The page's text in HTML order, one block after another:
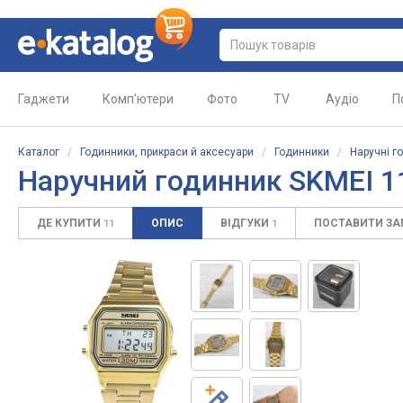
Гаджети Комп'ютери Фото TV Аудіо
Каталог / Годинники, прикраси й аксесуари / Годинники / Наручні
Наручний годинник SKMEI
ДЕ КУПИТИ 11 ОПИС ВІДГУКИ 1 ПОСТАВИТИ